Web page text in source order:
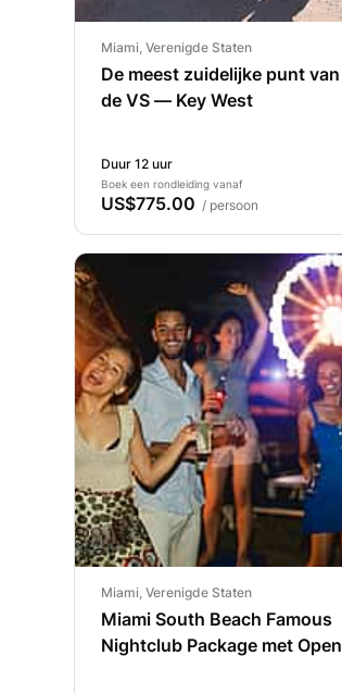
Miami, Verenigde Staten
De meest zuidelijke punt van
de VS — Key West
Duur 12 uur
Boek een rondleiding vanaf
US$775.00 / persoon
Miami, Verenigde Staten
Miami South Beach Famous
Nightclub Package met Open